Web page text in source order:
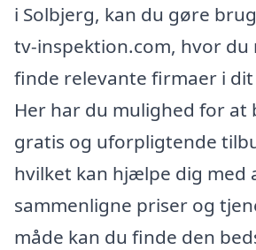
i Solbjerg, kan du gøre
tv-inspektion.com, hvor du
finde relevante firmaer i
Her har du mulighed for at
gratis og uforpligtende
hvilket kan hjælpe dig med
sammenligne priser og
måde kan du finde den